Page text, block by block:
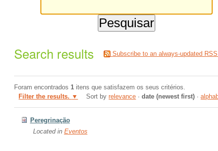
Search results Subscribe to an always-updated
Foram encontrados 1itens que satisfazem os seus critérios.
Filter the results.
Sort by relevance · date (newest first) ·
Peregrinação
Located in Eventos